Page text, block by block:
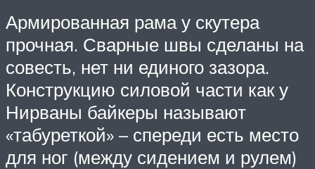
Армированная рама у скутера
прочная. Сварные швы сделаны на
совесть, нет ни единого зазора.
Конструкцию силовой части как у
Нирваны байкеры называют
«табуреткой» – спереди есть место
для ног (между сидением и рулем)